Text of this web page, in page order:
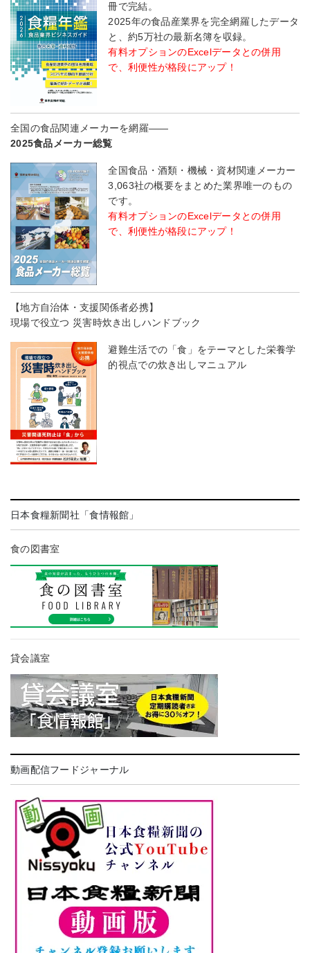
冊で完結。
2025年の食品産業界を完全網羅したデータ
と、約5万社の最新名簿を収録。
有料オプションのExcelデータとの併用
で、利便性が格段にアップ！
全国の食品関連メーカーを網羅――
2025食品メーカー総覧
全国食品・酒類・機械・資材関連メーカー
3,063社の概要をまとめた業界唯一のもの
です。
有料オプションのExcelデータとの併用
で、利便性が格段にアップ！
【地方自治体・支援関係者必携】
現場で役立つ 災害時炊き出しハンドブック
避難生活での「食」をテーマとした栄養学
的視点での炊き出しマニュアル
日本食糧新聞社「食情報館」
食の図書室
貸会議室
動画配信フードジャーナル